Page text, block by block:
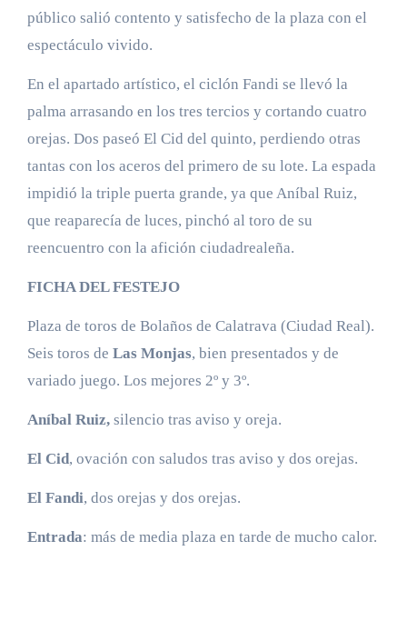
público salió contento y satisfecho de la plaza con el
espectáculo vivido.
En el apartado artístico, el ciclón Fandi se llevó la
palma arrasando en los tres tercios y cortando cuatro
orejas. Dos paseó El Cid del quinto, perdiendo otras
tantas con los aceros del primero de su lote. La espada
impidió la triple puerta grande, ya que Aníbal Ruiz,
que reaparecía de luces, pinchó al toro de su
reencuentro con la afición ciudadrealeña.
FICHA DEL FESTEJO
Plaza de toros de Bolaños de Calatrava (Ciudad Real).
Seis toros de Las Monjas, bien presentados y de
variado juego. Los mejores 2º y 3º.
Aníbal Ruiz,silencio tras aviso y oreja.
El Cid, ovación con saludos tras aviso y dos orejas.
El Fandi, dos orejas y dos orejas.
Entrada: más de media plaza en tarde de mucho calor.